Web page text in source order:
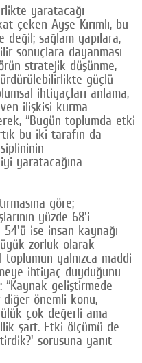
yaratacağı
çeken Ayşe Kırımlı, bu
sağlam yapılara,
sonuçlara dayanması
stratejik düşünme,
güçlü
ihtiyaçları anlama,
ilişkisi kurma
“Bugün toplumda etki
bu iki tarafın da
yaratacağına
göre;
yüzde 68'i
ise insan kaynağı
zorluk olarak
toplumun yalnızca maddi
ihtiyaç duyduğunu
geliştirmede
önemli konu,
çok değerli ama
şart. Etki ölçümü de
sorusuna yanıt